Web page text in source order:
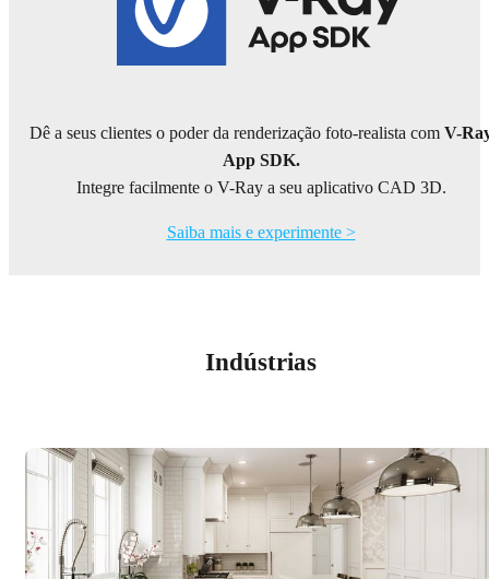
Dê a seus clientes o poder da renderização foto-realista com V-
App SDK.
Integre facilmente o V-Ray a seu aplicativo CAD 3D.
Saiba mais e experimente >
Indústrias